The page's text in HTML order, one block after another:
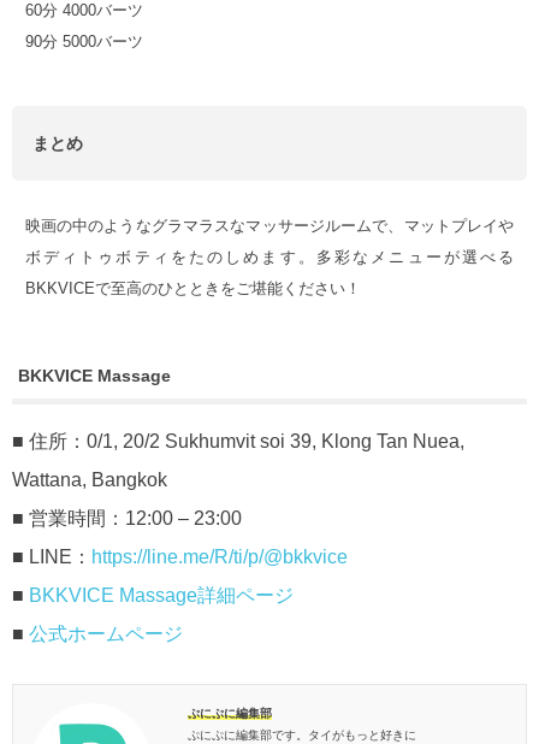
60分 4000バーツ
90分 5000バーツ
まとめ
映画の中のようなグラマラスなマッサージルームで、マットプレイや
ボディトゥボティをたのしめます。多彩なメニューが選べる
BKKVICEで至高のひとときをご堪能ください！
BKKVICE Massage
■ 住所：0/1, 20/2 Sukhumvit soi 39, Klong Tan Nuea,
Wattana, Bangkok
■ 営業時間：12:00 – 23:00
■ LINE： https://line.me/R/ti/p/@bkkvice
■ BKKVICE Massage詳細ページ
■ 公式ホームページ
ぷにぷに編集部
ぷにぷに編集部です。タイがもっと好きに